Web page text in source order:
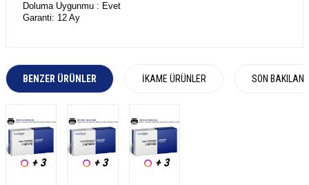
Doluma Uygunmu : Evet
Garanti: 12 Ay
BENZER ÜRÜNLER İKAME ÜRÜNLER SON
+ 3 + 3 + 3